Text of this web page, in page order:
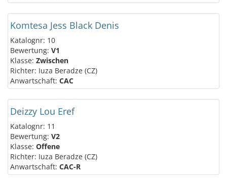
Komtesa Jess Black Denis
Katalognr: 10
Bewertung: V1
Klasse: Zwischen
Richter: Iuza Beradze (CZ)
Anwartschaft: CAC
Deizzy Lou Eref
Katalognr: 11
Bewertung: V2
Klasse: Offene
Richter: Iuza Beradze (CZ)
Anwartschaft: CAC-R